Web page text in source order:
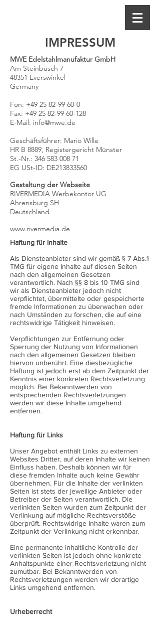
IMPRESSUM
Haftung für Inhalte
Als Diensteanbieter sind wir gemäß § 7 Abs.1
TMG für eigene Inhalte auf diesen Seiten
nach den allgemeinen Gesetzen
verantwortlich. Nach §§ 8 bis 10 TMG sind
wir als Diensteanbieter jedoch nicht
verpflichtet, übermittelte oder gespeicherte
fremde Informationen zu überwachen oder
nach Umständen zu forschen, die auf eine
rechtswidrige Tätigkeit hinweisen.
Verpflichtungen zur Entfernung oder
Sperrung der Nutzung von Informationen
nach den allgemeinen Gesetzen bleiben
hiervon unberührt. Eine diesbezügliche
Haftung ist jedoch erst ab dem Zeitpunkt der
Kenntnis einer konkreten Rechtsverletzung
möglich. Bei Bekanntwerden von
entsprechenden Rechtsverletzungen
werden wir diese Inhalte umgehend
entfernen.
Haftung für Links
Unser Angebot enthält Links zu externen
Websites Dritter, auf deren Inhalte wir keinen
Einfluss haben. Deshalb können wir für
diese fremden Inhalte auch keine Gewähr
übernehmen. Für die Inhalte der verlinkten
Seiten ist stets der jeweilige Anbieter oder
Betreiber der Seiten verantwortlich. Die
verlinkten Seiten wurden zum Zeitpunkt der
Verlinkung auf mögliche Rechtsverstöße
überprüft. Rechtswidrige Inhalte waren zum
Zeitpunkt der Verlinkung nicht erkennbar.
Eine permanente inhaltliche Kontrolle der
verlinkten Seiten ist jedoch ohne konkrete
Anhaltspunkte einer Rechtsverletzung nicht
zumutbar. Bei Bekanntwerden von
Rechtsverletzungen werden wir derartige
Links umgehend entfernen.
Urheberrecht
MWE Edelstahlmanufaktur GmbH
Am Steinbusch 7
48351 Everswinkel
Germany
Fon: +49 25 82-99 60-0
Fax: +49 25 82-99 60-128
E-Mail: info@mwe.de
Geschäftsführer: Mario Wille
HR B 8889, Registergericht Münster
St.-Nr.: 346 583 008 71
EG USt-ID: DE213833560
Gestaltung der Webseite
​RIVERMEDIA Werbekontor UG
Ahrensburg SH
Deutschland
www.rivermedia.de